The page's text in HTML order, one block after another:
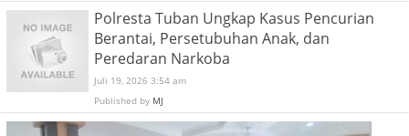
Polresta Tuban Ungkap Kasus Pencurian
Berantai, Persetubuhan Anak, dan
Peredaran Narkoba
Juli 19, 2026 3:54 am
Published by MJ